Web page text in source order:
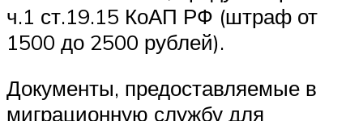
ч.1 ст.19.15 КоАП РФ (штраф от
1500 до 2500 рублей).
Документы, предоставляемые в
миграционную службу для